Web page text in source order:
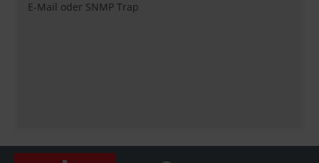
E-Mail oder SNMP Trap